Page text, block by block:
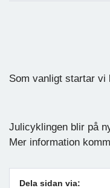
Som vanligt startar vi
Julicyklingen blir på
Mer information
Dela sidan via: